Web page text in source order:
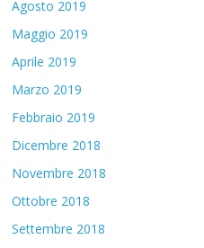
Agosto 2019
Maggio 2019
Aprile 2019
Marzo 2019
Febbraio 2019
Dicembre 2018
Novembre 2018
Ottobre 2018
Settembre 2018